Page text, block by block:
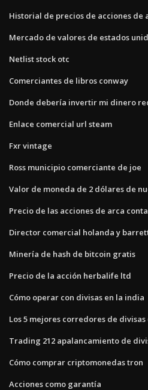
Historial de precios de acciones de
Mercado de valores de estados
Netlist stock otc
Comerciantes de libros conway
Donde debería invertir mi dinero
Enlace comercial url steam
Fxr vintage
Ross municipio comerciante de joe
Valor de moneda de 2 dólares de
Precio de las acciones de arca
Director comercial holanda y
Minería de hash de bitcoin gratis
Precio de la acción herbalife ltd
Cómo operar con divisas en la india
Los 5 mejores corredores de divisas
Trading 212 apalancamiento de
Cómo comprar criptomonedas tron
Acciones como garantía